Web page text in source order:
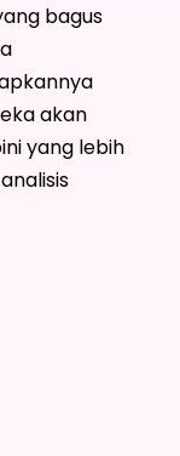
bagus
akan
yang lebih